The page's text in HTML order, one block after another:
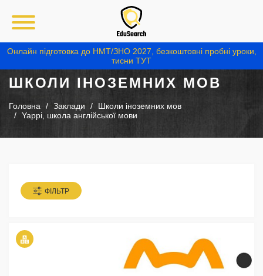
Онлайн підготовка до НМТ/ЗНО 2027, безкоштовні пробні уроки,
тисни ТУТ
ШКОЛИ ІНОЗЕМНИХ МОВ
Головна Заклади
Школи іноземних мов
Yappi, школа англійської мови
ФІЛЬТР